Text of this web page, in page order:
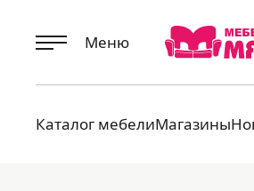
Меню
Каталог мебелиМагазины